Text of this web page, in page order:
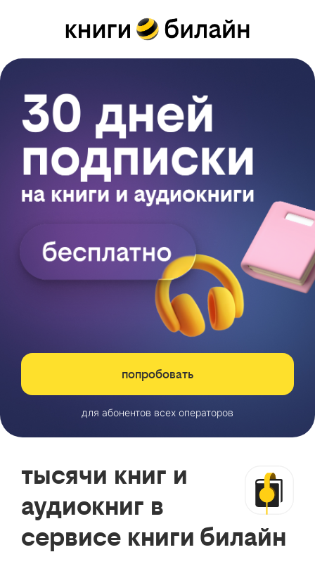
попробовать
для абонентов всех операторов
тысячи книг и
аудиокниг в
сервисе книги билайн